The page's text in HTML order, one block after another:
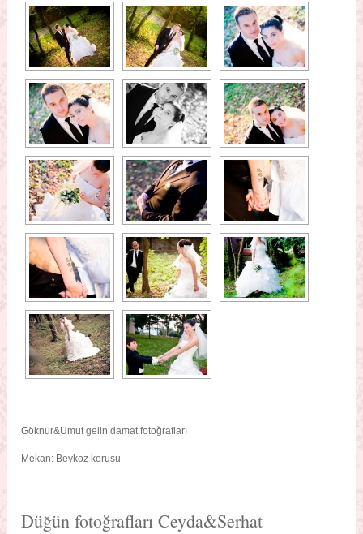
Göknur&Umut gelin damat fotoğrafları
Mekan: Beykoz korusu
Düğün fotoğrafları Ceyda&Serhat